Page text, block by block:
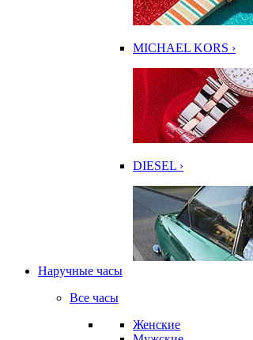
MICHAEL KORS ›
DIESEL ›
Наручные часы
Все часы
Женские